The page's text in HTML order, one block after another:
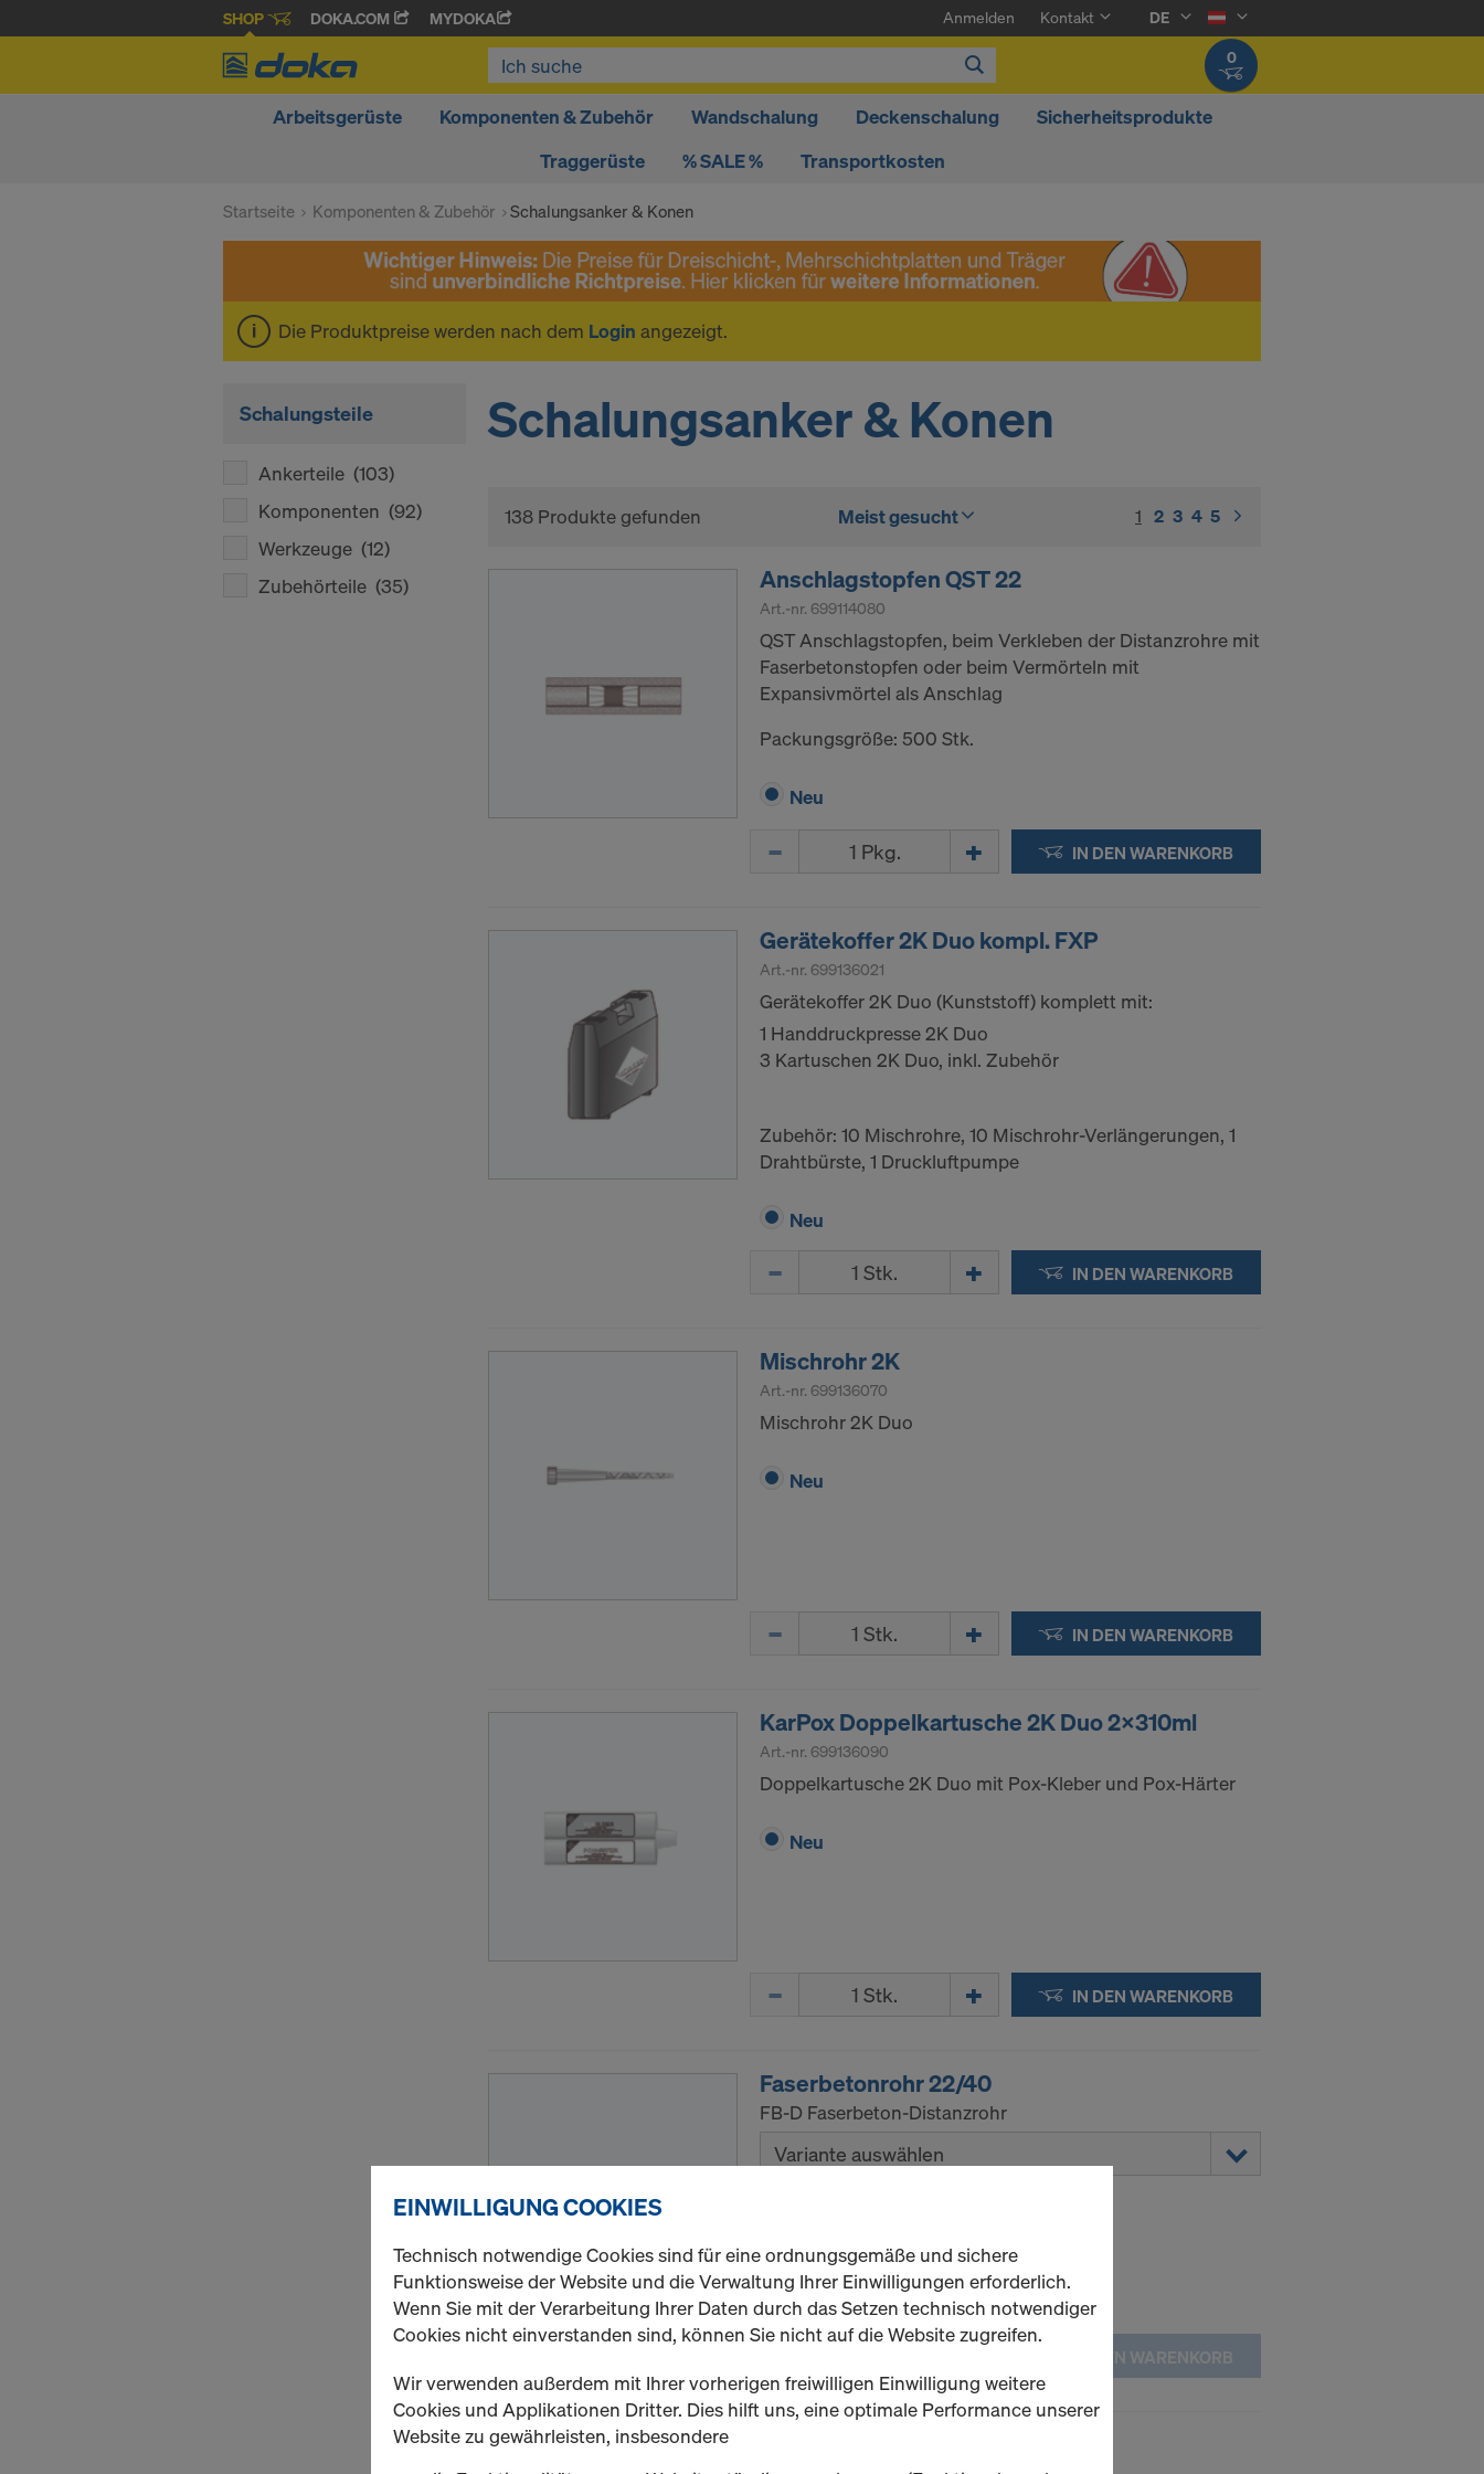
SHOP DOKA.COM MYDOKA Anmelden Kontakt
DE
0
Arbeitsgerüste Komponenten & Zubehör Wandschalung Deckenschalung
Sicherheitsprodukte
Traggerüste
% SALE % Transportkosten
Startseite Komponenten & Zubehör Schalungsanker & Konen
Die Produktpreise werden nach dem Login angezeigt.
Schalungsteile
Ankerteile (103)
Komponenten (92)
Werkzeuge (12)
Zubehörteile (35)
Schalungsanker & Konen
138 Produkte gefunden Meist gesucht 1 (current)
2 3 4 5
Anschlagstopfen QST 22
Art.-nr. 699114080
QST Anschlagstopfen, beim Verkleben der Distanzrohre mit
Faserbetonstopfen oder beim Vermörteln mit
Expansivmörtel als Anschlag
Packungsgröße: 500 Stk.
Neu
IN DEN WARENKORB
Gerätekoffer 2K Duo kompl. FXP
Art.-nr. 699136021
Gerätekoffer 2K Duo (Kunststoff) komplett mit:
1 Handdruckpresse 2K Duo
3 Kartuschen 2K Duo, inkl. Zubehör
Zubehör: 10 Mischrohre, 10 Mischrohr-Verlängerungen, 1
Drahtbürste, 1 Druckluftpumpe
Neu
IN DEN WARENKORB
Mischrohr 2K
Art.-nr. 699136070
Mischrohr 2K Duo
Neu
IN DEN WARENKORB
KarPox Doppelkartusche 2K Duo 2x310ml
Art.-nr. 699136090
Doppelkartusche 2K Duo mit Pox-Kleber und Pox-Härter
Neu
IN DEN WARENKORB
Faserbetonrohr 22/40
FB-D Faserbeton-Distanzrohr
Variante auswählen
Menge IN DEN WARENKORB
EINWILLIGUNG COOKIES
Technisch notwendige Cookies sind für eine ordnungsgemäße und sichere
Funktionsweise der Website und die Verwaltung Ihrer Einwilligungen erforderlich.
Wenn Sie mit der Verarbeitung Ihrer Daten durch das Setzen technisch notwendiger
Cookies nicht einverstanden sind, können Sie nicht auf die Website zugreifen.
Wir verwenden außerdem mit Ihrer vorherigen freiwilligen Einwilligung weitere
Cookies und Applikationen Dritter. Dies hilft uns, eine optimale Performance unserer
Website zu gewährleisten, insbesondere